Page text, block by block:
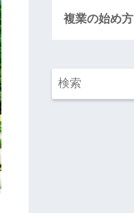
複業の始め方